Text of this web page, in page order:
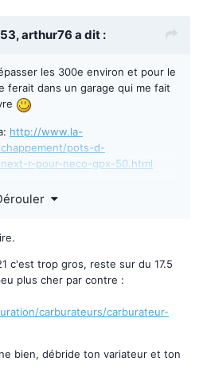
arthur76 a dit :
les 300e environ et pour le
ferait dans un garage qui me fait
http://www.la-
pots-d-
r-pour-neco-gpx-50.html
carburateurs/carburateu
trouvé de complet
c'est trop gros, reste sur du 17.5
plus cher par contre :
carburateurs/carburateur-
bien, débride ton variateur et ton